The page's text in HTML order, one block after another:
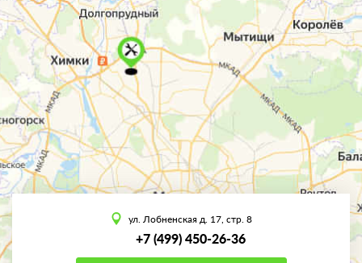
ул. Лобненская д. 17, стр. 8
+7 (499) 450-26-36